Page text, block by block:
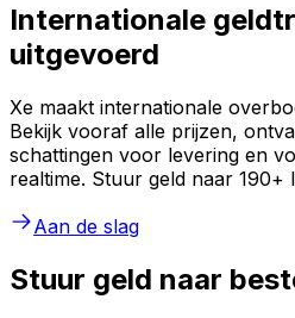
Internationale
uitgevoerd
Xe maakt internationale
Bekijk vooraf alle prijzen,
schattingen voor levering en
realtime. Stuur geld naar 190+
Aan de slag
Stuur geld naar